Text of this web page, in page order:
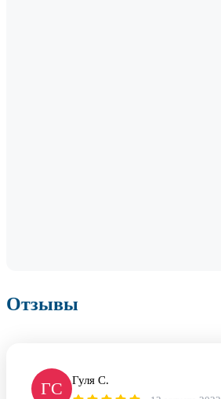
Отзывы
ГС Гуля С.